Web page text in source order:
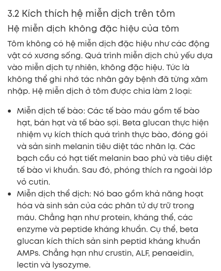
3.2 Kích thích hệ miễn dịch trên tôm
Hệ miễn dịch không đặc hiệu của tôm
Tôm không có hệ miễn dịch đặc hiệu như các động
vật có xương sống. Quá trình miễn dịch chủ yếu dựa
vào miễn dịch tự nhiên, không đặc hiệu. Tức là
không thể ghi nhớ tác nhân gây bệnh đã từng xâm
nhập. Hệ miễn dịch ở tôm được chia làm 2 loại:
Miễn dịch tế bào: Các tế bào máu gồm tế bào
hạt, bán hạt và tế bào sợi. Beta glucan thực hiện
nhiệm vụ kích thích quá trình thực bào, đóng gói
và sản sinh melanin tiêu diệt tác nhân lạ. Các
bạch cầu có hạt tiết melanin bao phủ và tiêu diệt
tế bào vi khuẩn. Sau đó, phóng thích ra ngoài lớp
vỏ cutin.
Miễn dịch thể dịch: Nó bao gồm khả năng hoạt
hóa và sinh sản của các phân tử dự trữ trong
máu. Chẳng hạn như protein, kháng thể, các
enzyme và peptide kháng khuẩn. Cụ thể, beta
glucan kích thích sản sinh peptid kháng khuẩn
AMPs. Chẳng hạn như crustin, ALF, penaeidin,
lectin và lysozyme.